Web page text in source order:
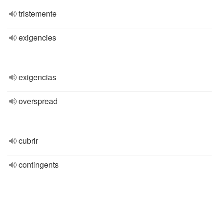
tristemente
exigencies
exigencias
overspread
cubrir
contingents